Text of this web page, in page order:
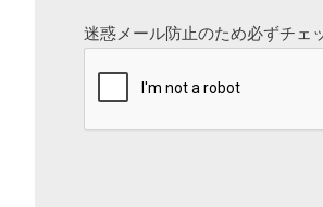
迷惑メール防止のため必ずチェ